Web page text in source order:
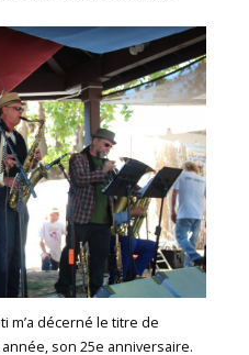
m’a décerné le titre de
son 25e anniversaire.